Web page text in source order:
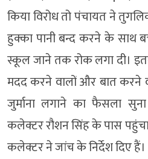
किया विरोध तो पंचायत ने
हुक्का पानी बन्द करने के साथ
स्कूल जाने तक रोक लगा दी।
मदद करने वालों और बात करने
जुर्माना लगाने का फैसला
कलेक्टर रौशन सिंह के पास
कलेक्टर ने जांच के निर्देश दिए हैं।